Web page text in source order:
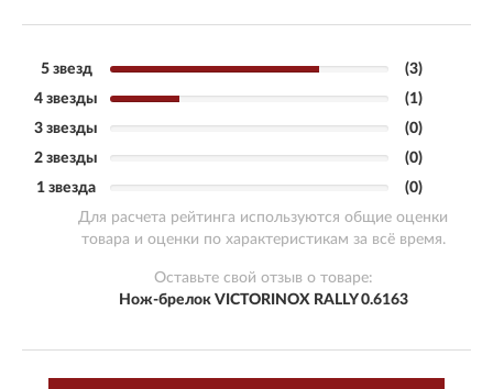
5 звезд
(3)
4 звезды
(1)
3 звезды
(0)
2 звезды
(0)
1 звезда
(0)
Для расчета рейтинга используются общие оценки
товара и оценки по характеристикам за всё время.
Оставьте свой отзыв о товаре:
Нож-брелок VICTORINOX RALLY 0.6163